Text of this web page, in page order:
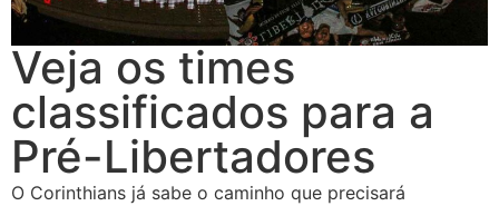
Veja os times
classificados para a
Pré-Libertadores
O Corinthians já sabe o caminho que precisará